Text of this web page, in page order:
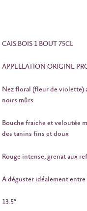
CAIS.BOIS 1 BOUT 75CL
APPELLATION ORIGINE
Nez floral (fleur de violette)
noirs mûrs
Bouche fraiche et veloutée
des tanins fins et doux
Rouge intense, grenat aux
A déguster idéalement entre
13.5°